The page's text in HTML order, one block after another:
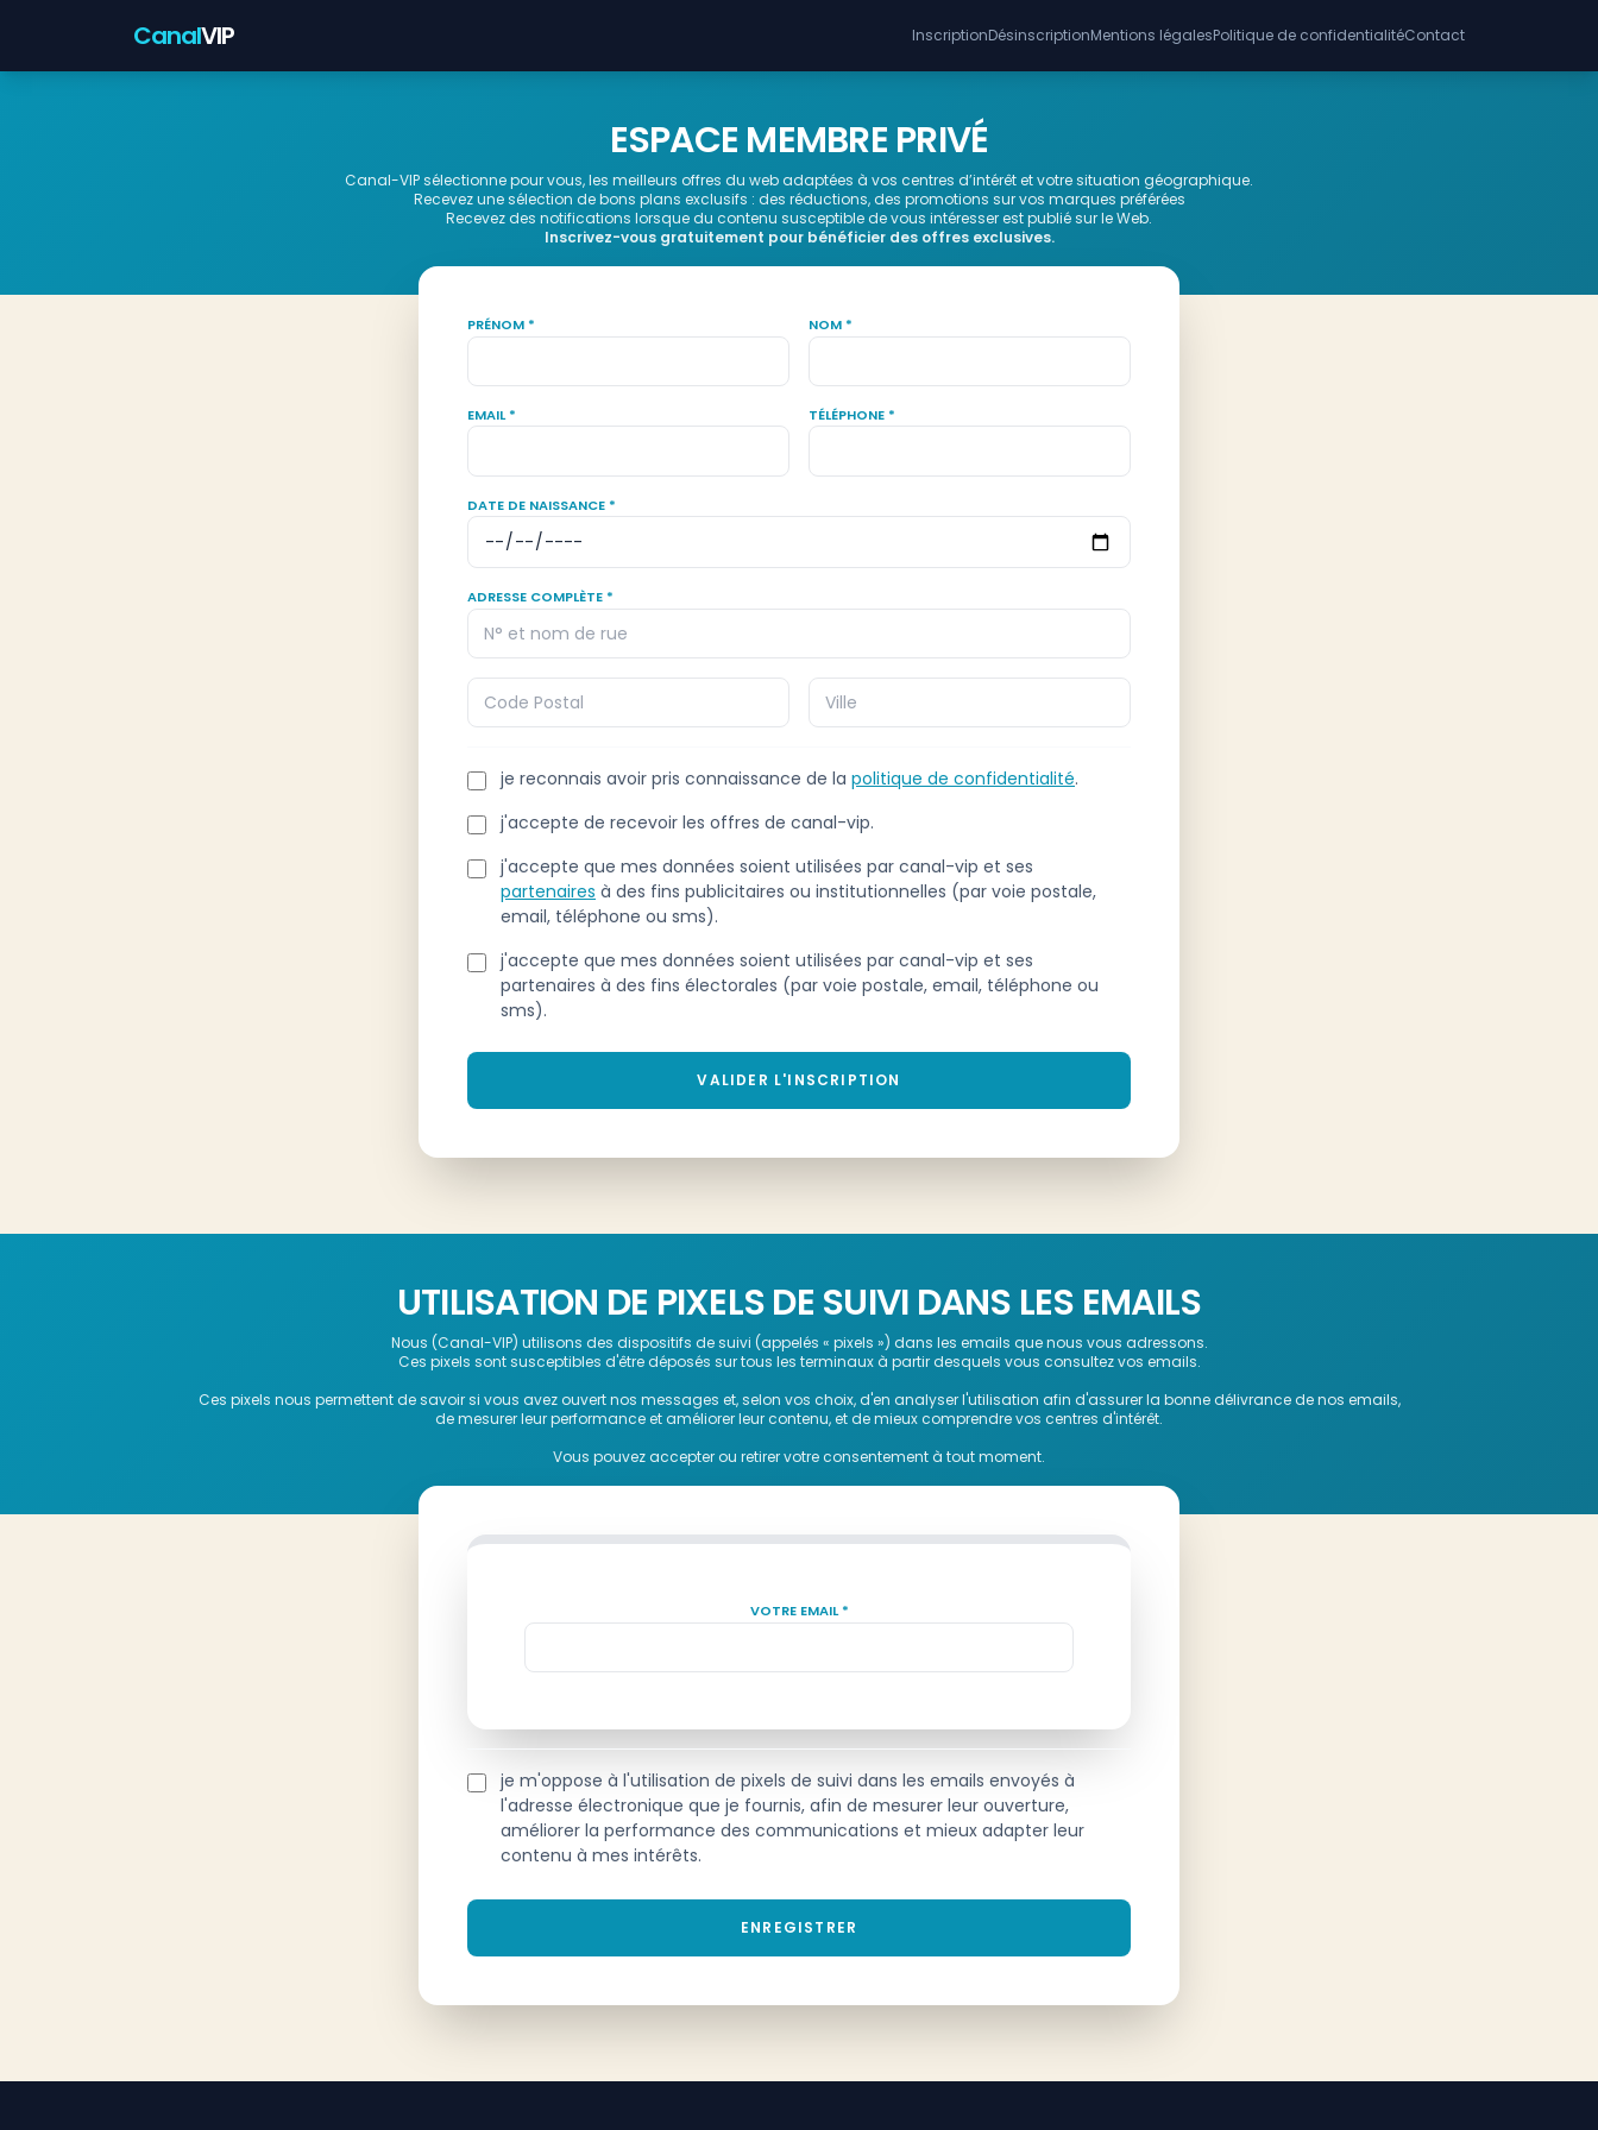
CanalVIP InscriptionDésinscriptionMentions légalesPolitique de confidentialitéContact
ESPACE MEMBRE PRIVÉ
Canal-VIP sélectionne pour vous, les meilleurs offres du web adaptées à vos centres d’intérêt et votre situation géographique.
Recevez une sélection de bons plans exclusifs : des réductions, des promotions sur vos marques préférées
Recevez des notifications lorsque du contenu susceptible de vous intéresser est publié sur le Web.
Inscrivez-vous gratuitement pour bénéficier des offres exclusives.
PRÉNOM * NOM *
EMAIL * TÉLÉPHONE *
DATE DE NAISSANCE *
ADRESSE COMPLÈTE *
je reconnais avoir pris connaissance de la politique de confidentialité.
j'accepte de recevoir les offres de canal-vip.
j'accepte que mes données soient utilisées par canal-vip et ses
partenaires à des fins publicitaires ou institutionnelles (par voie postale,
email, téléphone ou sms).
j'accepte que mes données soient utilisées par canal-vip et ses
partenaires à des fins électorales (par voie postale, email, téléphone ou
sms).
VALIDER L'INSCRIPTION
UTILISATION DE PIXELS DE SUIVI DANS LES EMAILS
Nous (Canal-VIP) utilisons des dispositifs de suivi (appelés « pixels ») dans les emails que nous vous adressons.
Ces pixels sont susceptibles d'être déposés sur tous les terminaux à partir desquels vous consultez vos emails.
Ces pixels nous permettent de savoir si vous avez ouvert nos messages et, selon vos choix, d'en analyser l'utilisation afin d'assurer la bonne délivrance de nos emails,
de mesurer leur performance et améliorer leur contenu, et de mieux comprendre vos centres d'intérêt.
Vous pouvez accepter ou retirer votre consentement à tout moment.
VOTRE EMAIL *
je m'oppose à l'utilisation de pixels de suivi dans les emails envoyés à
l'adresse électronique que je fournis, afin de mesurer leur ouverture,
améliorer la performance des communications et mieux adapter leur
contenu à mes intérêts.
ENREGISTRER